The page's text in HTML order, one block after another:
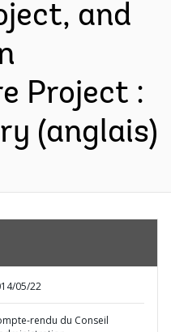
and
Project :
(anglais)
05/22
rendu du Conseil